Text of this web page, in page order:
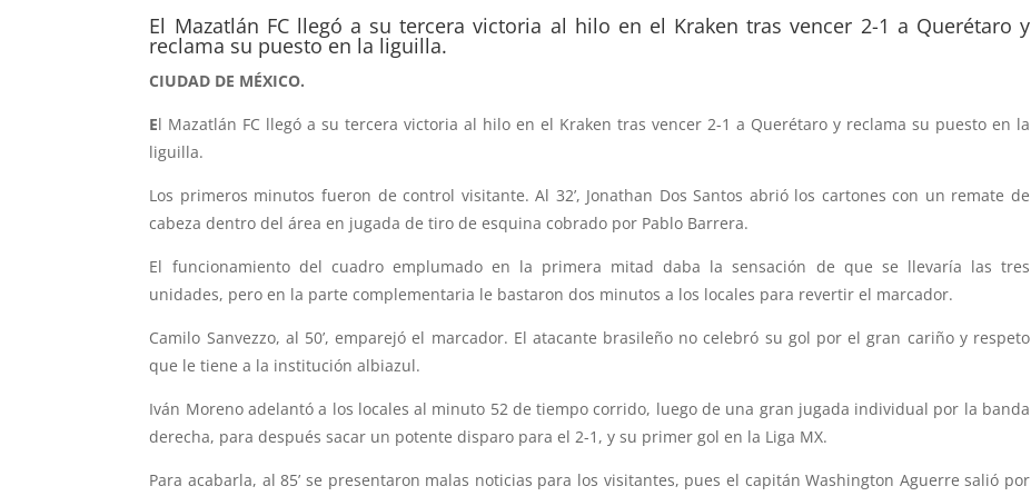
El Mazatlán FC llegó a su tercera victoria al hilo en el Kraken tras vencer 2-1 a Querétaro y
reclama su puesto en la liguilla.
CIUDAD DE MÉXICO.
El Mazatlán FC llegó a su tercera victoria al hilo en el Kraken tras vencer 2-1 a Querétaro y reclama su puesto en la
liguilla.
Los primeros minutos fueron de control visitante. Al 32’, Jonathan Dos Santos abrió los cartones con un remate de
cabeza dentro del área en jugada de tiro de esquina cobrado por Pablo Barrera.
El funcionamiento del cuadro emplumado en la primera mitad daba la sensación de que se llevaría las tres
unidades, pero en la parte complementaria le bastaron dos minutos a los locales para revertir el marcador.
Camilo Sanvezzo, al 50’, emparejó el marcador. El atacante brasileño no celebró su gol por el gran cariño y respeto
que le tiene a la institución albiazul.
Iván Moreno adelantó a los locales al minuto 52 de tiempo corrido, luego de una gran jugada individual por la banda
derecha, para después sacar un potente disparo para el 2-1, y su primer gol en la Liga MX.
Para acabarla, al 85’ se presentaron malas noticias para los visitantes, pues el capitán Washington Aguerre salió por